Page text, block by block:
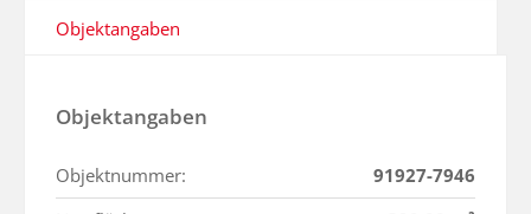
Objektangaben
Objektangaben
Objektnummer:
91927-7946